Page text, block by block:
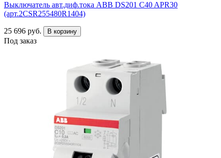
Выключатель авт.диф.тока ABB DS201 C40 APR30
(арт.2CSR255480R1404)
25 696 руб. В корзину
Под заказ